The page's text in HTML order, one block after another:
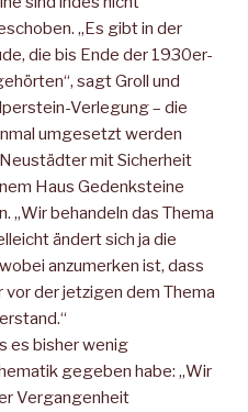
„Es gibt in der
die bis Ende der 1930er-
sagt Groll und
Verlegung – die
umgesetzt werden
mit Sicherheit
Haus Gedenksteine
„Wir behandeln das Thema
ändert sich ja die
anzumerken ist, dass
der jetzigen dem Thema
es bisher wenig
gegeben habe: „Wir
Vergangenheit